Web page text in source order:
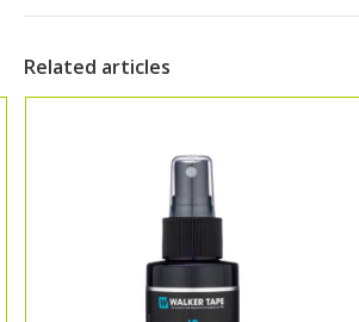
Related articles